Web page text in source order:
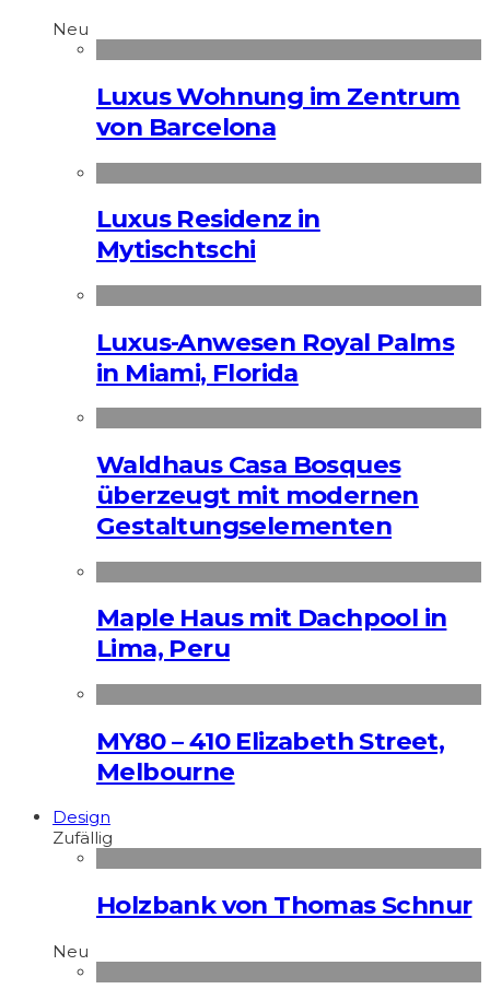
Neu
Luxus Wohnung im Zentrum
von Barcelona
Luxus Residenz in
Mytischtschi
Luxus-Anwesen Royal Palms
in Miami, Florida
Waldhaus Casa Bosques
überzeugt mit modernen
Gestaltungselementen
Maple Haus mit Dachpool in
Lima, Peru
MY80 – 410 Elizabeth Street,
Melbourne
Design
Zufällig
Holzbank von Thomas Schnur
Neu